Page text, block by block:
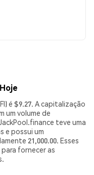
é $9.27. A capitalização
um volume de
teve uma
e possui um
21,000.00. Esses
fornecer as